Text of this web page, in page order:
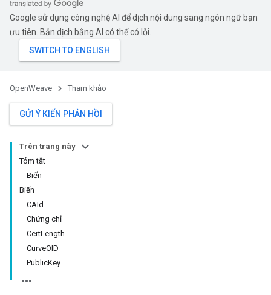
Google sử dụng công nghệ AI để dịch nội dung sang ngôn ngữ bạn
ưu tiên. Bản dịch bằng AI có thể có lỗi.
OpenWeave Tham khảo
GỬI Ý KIẾN PHẢN HỒI
Trên trang này
Tóm tắt
Biến
Biến
CAId
Chứng chỉ
CertLength
CurveOID
PublicKey